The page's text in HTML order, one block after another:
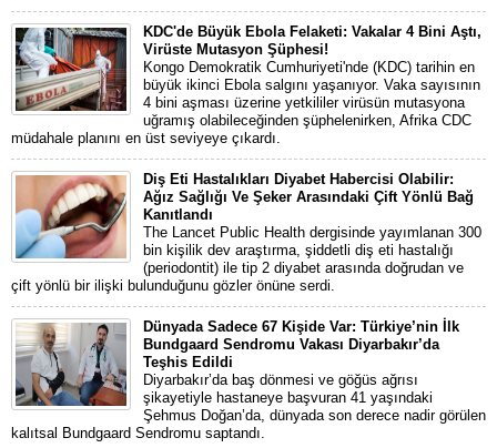
KDC'de Büyük Ebola Felaketi: Vakalar 4 Bini Aştı,
Virüste Mutasyon Şüphesi!
Kongo Demokratik Cumhuriyeti'nde (KDC) tarihin en
büyük ikinci Ebola salgını yaşanıyor. Vaka sayısının
4 bini aşması üzerine yetkililer virüsün mutasyona
uğramış olabileceğinden şüphelenirken, Afrika CDC
müdahale planını en üst seviyeye çıkardı.
Diş Eti Hastalıkları Diyabet Habercisi Olabilir:
Ağız Sağlığı Ve Şeker Arasındaki Çift Yönlü Bağ
Kanıtlandı
The Lancet Public Health dergisinde yayımlanan 300
bin kişilik dev araştırma, şiddetli diş eti hastalığı
(periodontit) ile tip 2 diyabet arasında doğrudan ve
çift yönlü bir ilişki bulunduğunu gözler önüne serdi.
Dünyada Sadece 67 Kişide Var: Türkiye’nin İlk
Bundgaard Sendromu Vakası Diyarbakır’da
Teşhis Edildi
Diyarbakır’da baş dönmesi ve göğüs ağrısı
şikayetiyle hastaneye başvuran 41 yaşındaki
Şehmus Doğan’da, dünyada son derece nadir görülen
kalıtsal Bundgaard Sendromu saptandı.